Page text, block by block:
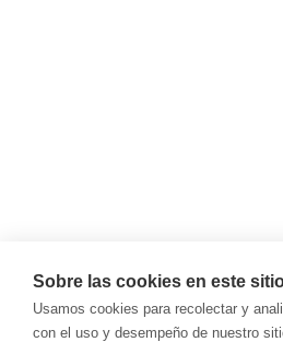
Sobre las cookies en este
Usamos cookies para recolectar y
con el uso y desempeño de nuestro